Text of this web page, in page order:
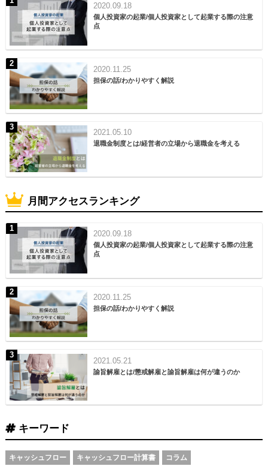
2020.09.18
個人投資家の起業/個人投資家として起業する際の注意
点
2020.11.25
担保の話/わかりやすく解説
2021.05.10
退職金制度とは/経営者の立場から退職金を考える
月間アクセスランキング
2020.09.18
個人投資家の起業/個人投資家として起業する際の注意
点
2020.11.25
担保の話/わかりやすく解説
2021.05.21
諭旨解雇とは/懲戒解雇と諭旨解雇は何が違うのか
キーワード
キャッシュフロー キャッシュフロー計算書
コラム